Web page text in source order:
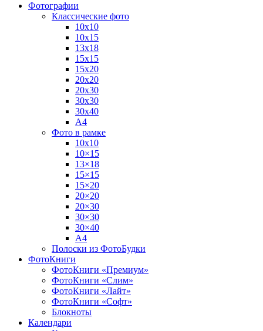
Фотографии
Классические фото
10х10
10х15
13х18
15х15
15х20
20х20
20х30
30х30
30х40
А4
Фото в рамке
10х10
10×15
13×18
15×15
15×20
20×20
20×30
30×30
30×40
A4
Полоски из ФотоБудки
ФотоКниги
ФотоКниги «Премиум»
ФотоКниги «Слим»
ФотоКниги «Лайт»
ФотоКниги «Софт»
Блокноты
Календари